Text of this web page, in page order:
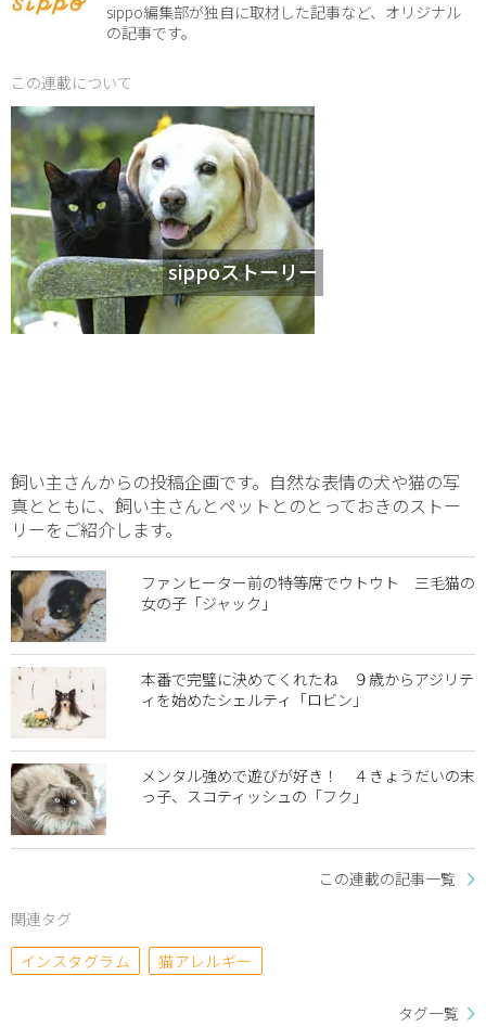
sippo編集部が独自に取材した記事など、オリジナル
の記事です。
この連載について
sippoストーリー
飼い主さんからの投稿企画です。自然な表情の犬や猫の写
真とともに、飼い主さんとペットとのとっておきのストー
リーをご紹介します。
ファンヒーター前の特等席でウトウト 三毛猫の
女の子「ジャック」
本番で完璧に決めてくれたね ９歳からアジリテ
ィを始めたシェルティ「ロビン」
メンタル強めで遊びが好き！ ４きょうだいの末
っ子、スコティッシュの「フク」
この連載の記事一覧
関連タグ
インスタグラム
猫アレルギー
タグ一覧